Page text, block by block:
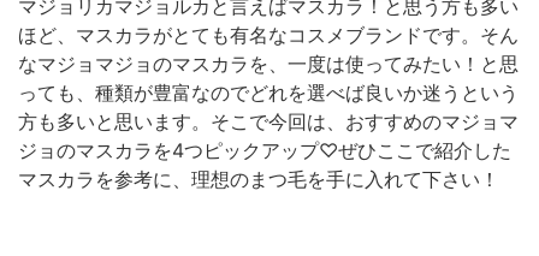
マジョリカマジョルカと言えばマスカラ！と思う方も多い
ほど、マスカラがとても有名なコスメブランドです。そん
なマジョマジョのマスカラを、一度は使ってみたい！と思
っても、種類が豊富なのでどれを選べば良いか迷うという
方も多いと思います。そこで今回は、おすすめのマジョマ
ジョのマスカラを4つピックアップ♡ぜひここで紹介した
マスカラを参考に、理想のまつ毛を手に入れて下さい！